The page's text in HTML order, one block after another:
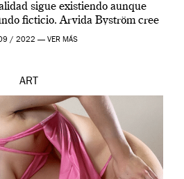
sigue existiendo aunque
ficticio. Arvida Byström cree
tienen un complejo […]
/ 2022 — VER MÁS
ART